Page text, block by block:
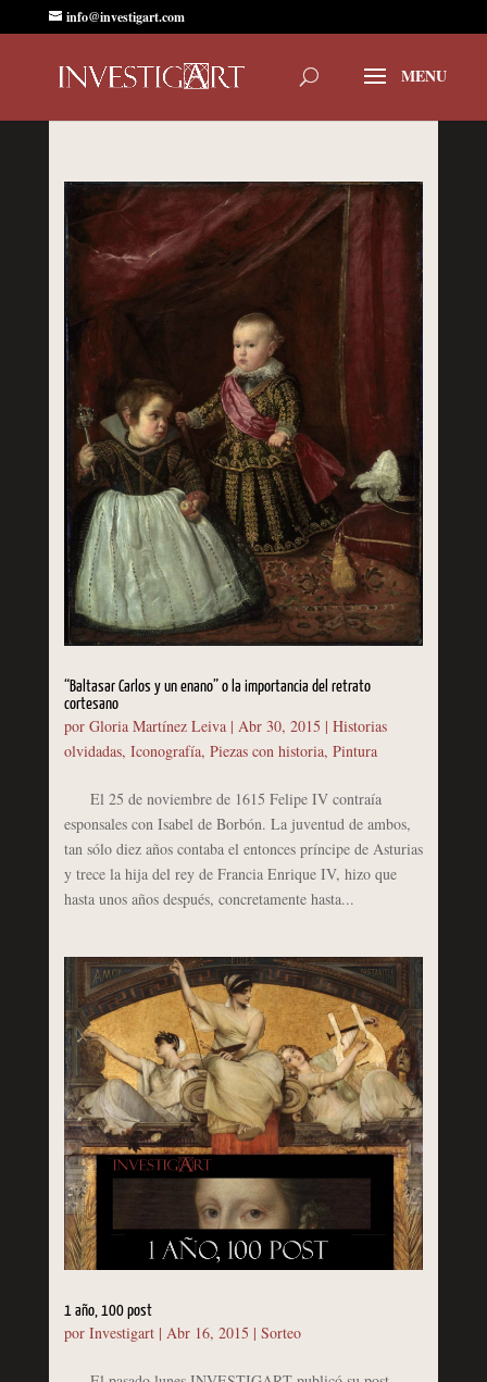
info@investigart.com
“Baltasar Carlos y un enano” o la importancia del retrato
cortesano
por Gloria Martínez Leiva| Abr 30, 2015 | Historias
olvidadas, Iconografía, Piezas con historia, Pintura
El 25 de noviembre de 1615 Felipe IV contraía
esponsales con Isabel de Borbón. La juventud de ambos,
tan sólo diez años contaba el entonces príncipe de Asturias
y trece la hija del rey de Francia Enrique IV, hizo que
hasta unos años después, concretamente hasta...
1 año, 100 post
por Investigart| Abr 16, 2015 | Sorteo